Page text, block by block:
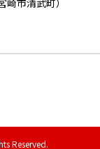
Reserved.